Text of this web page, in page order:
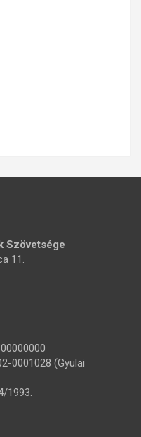
Szövetsége
11.
0001028 (Gyulai
1993.